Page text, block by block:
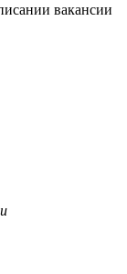
вакансии